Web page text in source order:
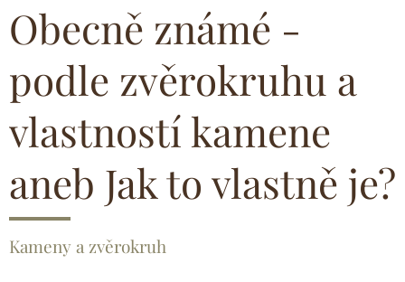
Obecně známé -
podle zvěrokruhu a
vlastností kamene
aneb Jak to vlastně je?
Kameny a zvěrokruh